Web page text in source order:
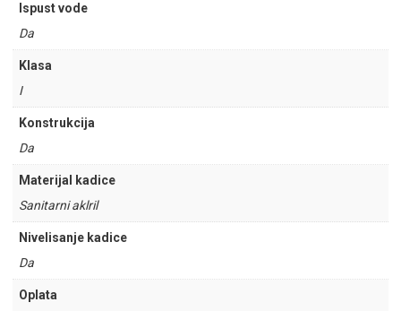
Ispust vode
Da
Klasa
I
Konstrukcija
Da
Materijal kadice
Sanitarni aklril
Nivelisanje kadice
Da
Oplata